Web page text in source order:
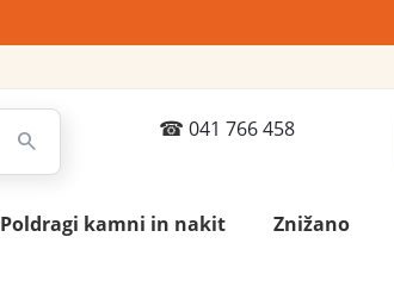
041 766 458
Poldragi kamni in nakit Znižano